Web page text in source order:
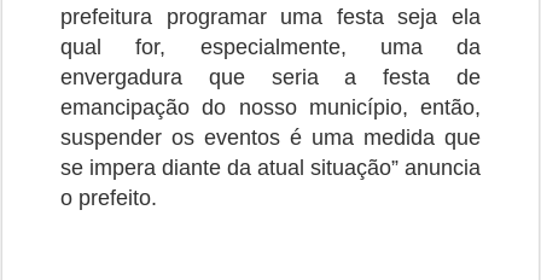
prefeitura programar uma festa seja ela
qual for, especialmente, uma da
envergadura que seria a festa de
emancipação do nosso município, então,
suspender os eventos é uma medida que
se impera diante da atual situação” anuncia
o prefeito.